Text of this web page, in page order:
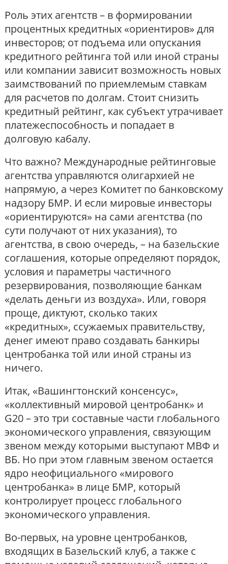
Роль этих агентств – в формировании
процентных кредитных «ориентиров» для
инвесторов; от подъема или опускания
кредитного рейтинга той или иной страны
или компании зависит возможность новых
заимствований по приемлемым ставкам
для расчетов по долгам. Стоит снизить
кредитный рейтинг, как субъект утрачивает
платежеспособность и попадает в
долговую кабалу.
Что важно? Международные рейтинговые
агентства управляются олигархией не
напрямую, а через Комитет по банковскому
надзору БМР. И если мировые инвесторы
«ориентируются» на сами агентства (по
сути получают от них указания), то
агентства, в свою очередь, – на базельские
соглашения, которые определяют порядок,
условия и параметры частичного
резервирования, позволяющие банкам
«делать деньги из воздуха». Или, говоря
проще, диктуют, сколько таких
«кредитных», ссужаемых правительству,
денег имеют право создавать банкиры
центробанка той или иной страны из
ничего.
Итак, «Вашингтонский консенсус»,
«коллективный мировой центробанк» и
G20 – это три составные части глобального
экономического управления, связующим
звеном между которыми выступают МВФ и
ВБ. Но при этом главным звеном остается
ядро неофициального «мирового
центробанка» в лице БМР, который
контролирует процесс глобального
экономического управления.
Во-первых, на уровне центробанков,
входящих в Базельский клуб, а также с